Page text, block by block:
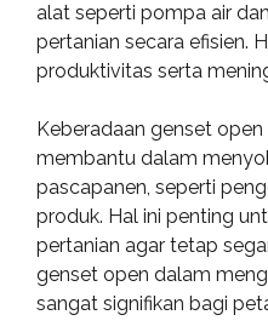
alat seperti pompa air
pertanian secara efisien.
produktivitas serta
Keberadaan genset
membantu dalam
pascapanen, seperti
produk. Hal ini penting
pertanian agar tetap
genset open dalam
sangat signifikan bagi